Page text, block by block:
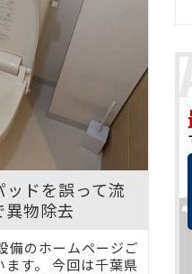
ドを誤って流
異物除去
備のホームページご
す。 今回は千葉県